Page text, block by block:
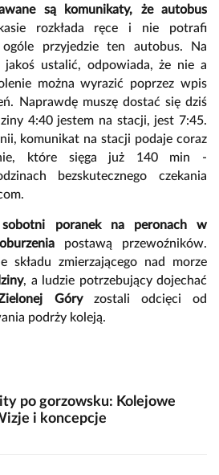
są komunikaty, że autobus
rozkłada ręce i nie potrafi
przyjedzie ten autobus. Na
ustalić, odpowiada, że nie a
można wyrazić poprzez wpis
Naprawdę muszę dostać się dziś
4:40 jestem na stacji, jest 7:45.
komunikat na stacji podaje coraz
które sięga już 140 min -
bezskutecznego czekania
sobotni poranek na peronach w
postawą przewoźników.
składu zmierzającego nad morze
, a ludzie potrzebujący dojechać
Góryzostali odcięci od
podrży koleją.
po gorzowsku: Kolejowe
i koncepcje